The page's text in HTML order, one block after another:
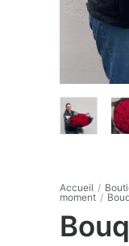
Accueil /
moment /